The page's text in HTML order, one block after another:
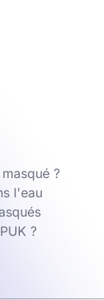
?
l'eau
?